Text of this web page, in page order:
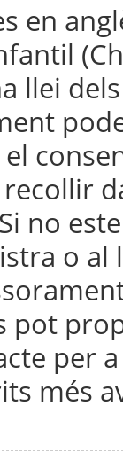
en
llei
no
o
pot
per
més